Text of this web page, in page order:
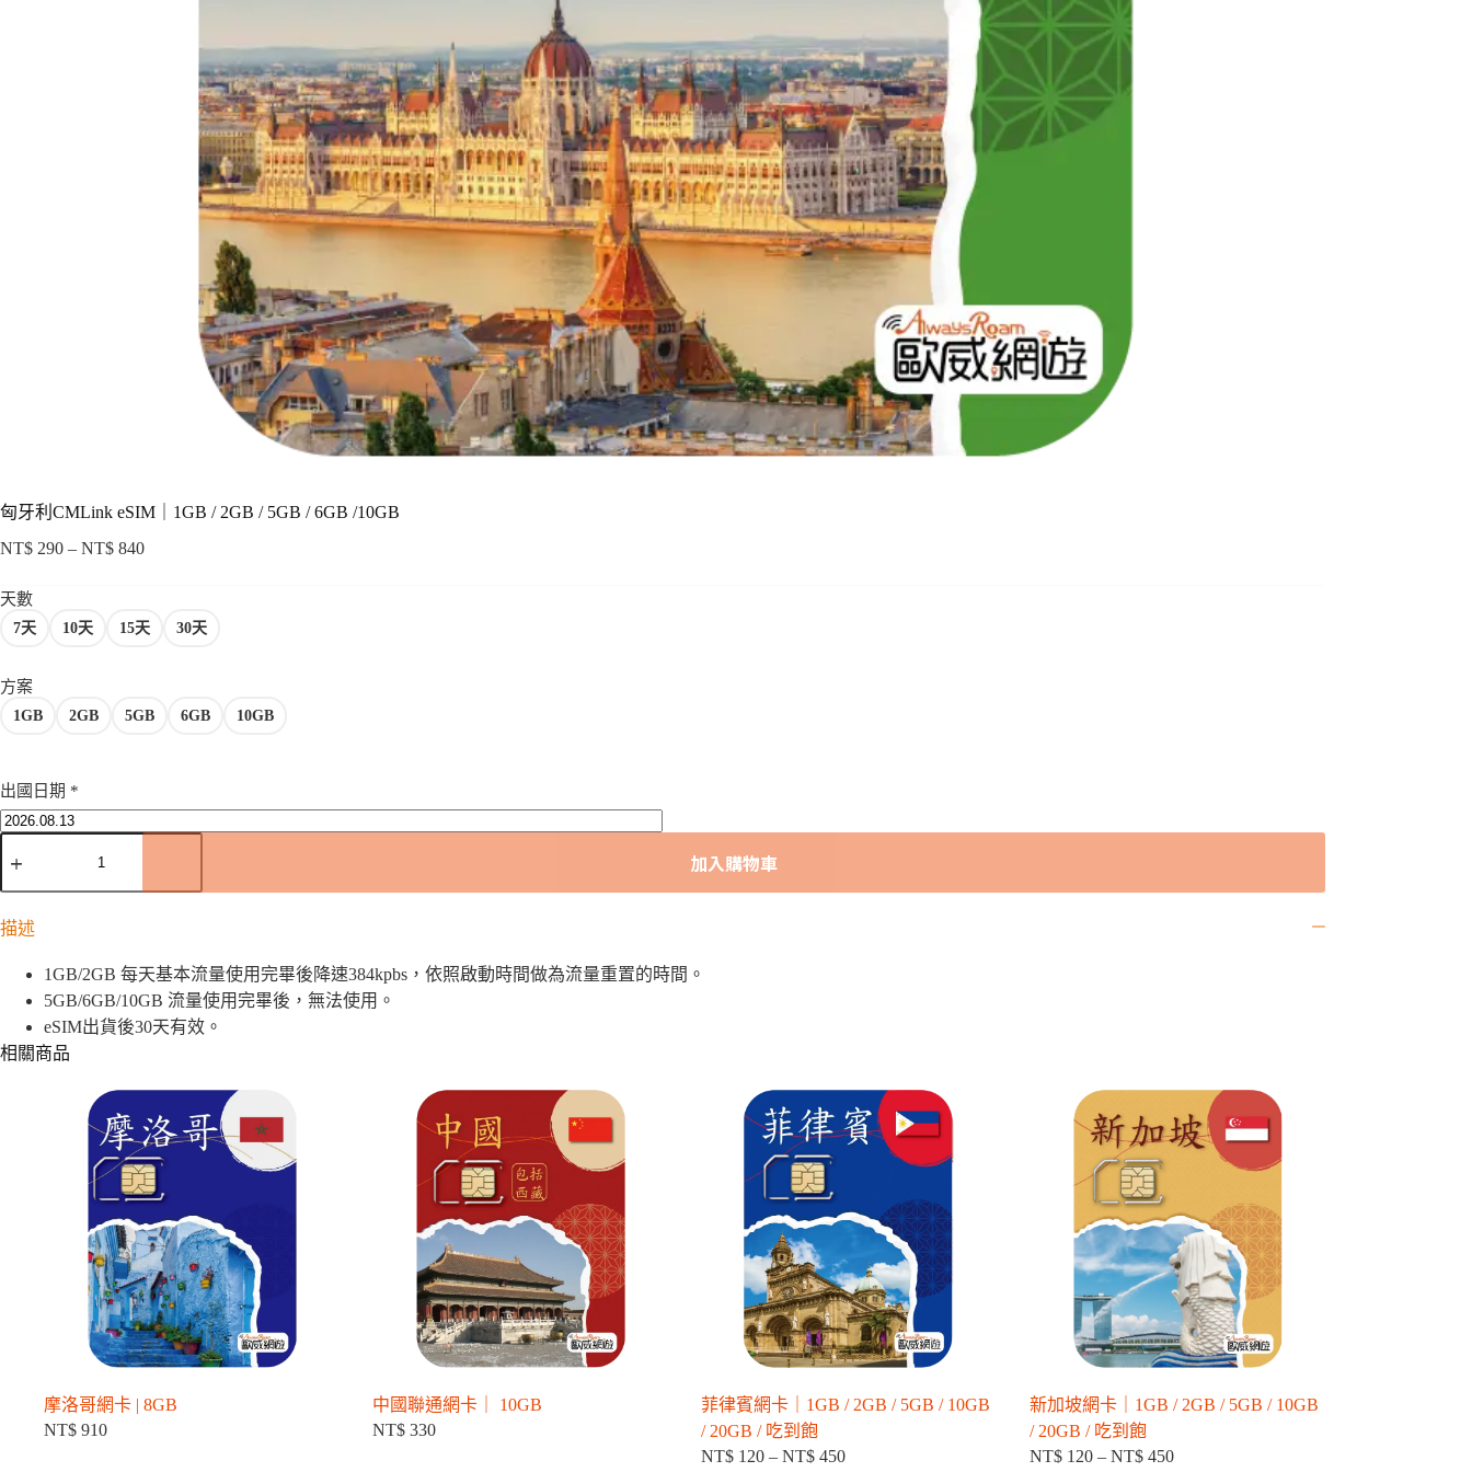
匈牙利CMLink eSIM｜1GB / 2GB / 5GB / 6GB /10GB
NT$ 290 – NT$ 840價
圍：
天數
7天 10天 15天 30天
方案
1GB 2GB 5GB 6GB 10GB
出國日期 *
牙
利
eSIM
1GB
2GB
5GB
/
加入購物車
描述
1GB/2GB 每天基本流量使用完畢後降速384kpbs，依照啟動時間做為流量重置的時間。
5GB/6GB/10GB 流量使用完畢後，無法使用。
eSIM出貨後30天有效。
相關商品
摩洛哥網卡 | 8GB
NT$ 910
中國聯通網卡｜ 10GB
NT$330
菲律賓網卡｜1GB / 2GB / 5GB / 10GB
/ 20GB / 吃到飽
NT$120 – NT$450價
新加坡網卡｜1GB / 2GB / 5GB / 10GB
/ 20GB / 吃到飽
NT$120 – NT$450價